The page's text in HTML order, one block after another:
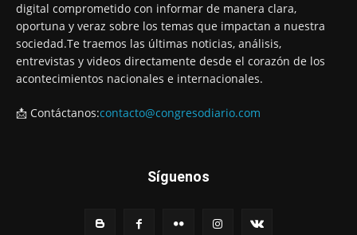
digital comprometido con informar de manera clara,
oportuna y veraz sobre los temas que impactan a nuestra
sociedad.Te traemos las últimas noticias, análisis,
entrevistas y videos directamente desde el corazón de los
acontecimientos nacionales e internacionales.
📩 Contáctanos:contacto@congresodiario.com
Síguenos